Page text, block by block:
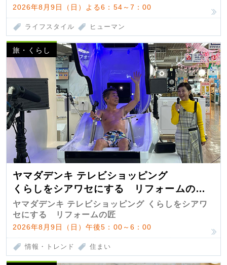
2026年8月9日（日）よる6：54～7：00
ライフスタイル ヒューマン
旅・くらし
ヤマダデンキ テレビショッピング
くらしをシアワセにする リフォームの
匠 第7弾
ヤマダデンキ テレビショッピング くらしをシアワ
セにする リフォームの匠
2026年8月9日（日）午後5：00～6：00
情報・トレンド 住まい